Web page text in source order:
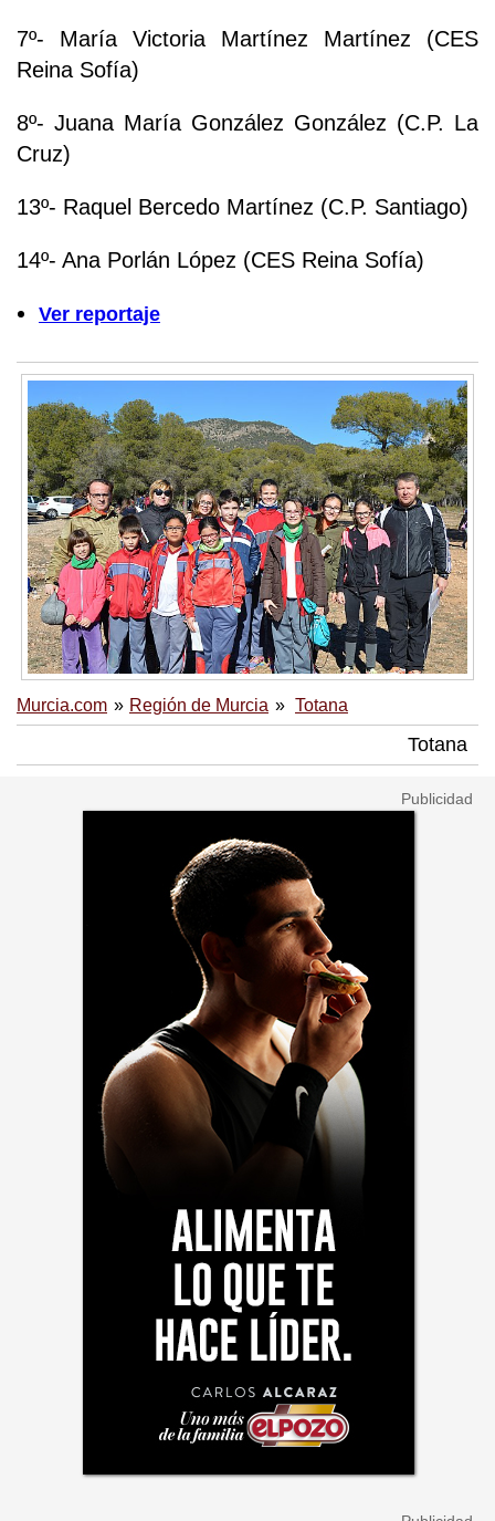
7º- María Victoria Martínez Martínez (CES
Reina Sofía)
8º- Juana María González González (C.P. La
Cruz)
13º- Raquel Bercedo Martínez (C.P. Santiago)
14º- Ana Porlán López (CES Reina Sofía)
Ver reportaje
Murcia.com Región de Murcia Totana
Totana